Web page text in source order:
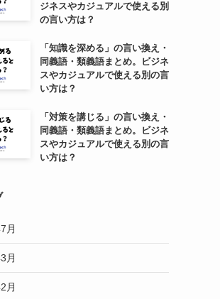
ジネスやカジュアルで使える別
の言い方は？
「知識を深める」の言い換え・
同義語・類義語まとめ。ビジネ
スやカジュアルで使える別の言
い方は？
「対策を講じる」の言い換え・
同義語・類義語まとめ。ビジネ
スやカジュアルで使える別の言
い方は？
月
月
月